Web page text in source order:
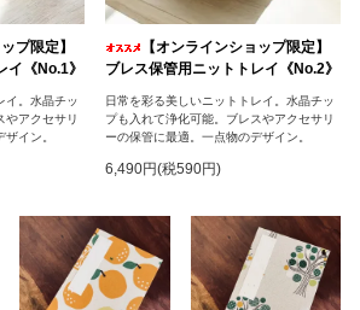
プ限定】
イ《No.1》
イ。水晶チッ
やアクセサリ
イン。
【オンラインショップ限定】
ブレス保管用ニットトレイ《No.2》
日常を彩る美しいニットトレイ。水晶チッ
プも入れて浄化可能。ブレスやアクセサリ
ーの保管に最適。一点物のデザイン。
6,490円(税590円)